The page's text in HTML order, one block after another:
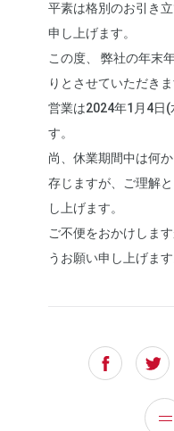
平素は格別のお引き
申し上げます。
この度、 弊社の年末
りとさせていただき
営業は2024年1月4日(
す。
尚、休業期間中は何
存じますが、ご理解
し上げます。
ご不便をおかけしま
うお願い申し上げます